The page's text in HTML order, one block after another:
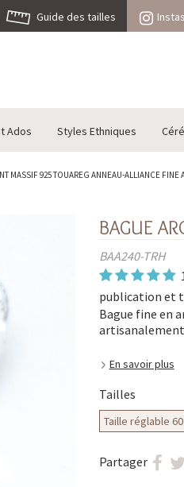
Guide des tailles
Ados Styles Ethniques
MASSIF 925 TOUAREG ANNEAU-ALLIANCE FINE
BAGUE
BAA240-TRH
publication et
Bague fine en
En savoir plus
Tailles
Taille réglable 60
Partager